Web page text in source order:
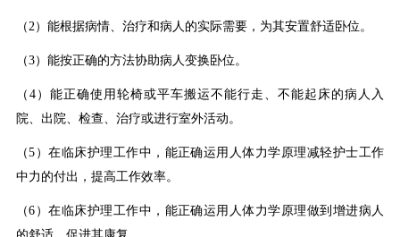
（2）能根据病情、治疗和病人的实际需要，为其安置舒适卧位。
（3）能按正确的方法协助病人变换卧位。
（4）能正确使用轮椅或平车搬运不能行走、不能起床的病人入
院、出院、检查、治疗或进行室外活动。
（5）在临床护理工作中，能正确运用人体力学原理减轻护士工作
中力的付出，提高工作效率。
（6）在临床护理工作中，能正确运用人体力学原理做到增进病人